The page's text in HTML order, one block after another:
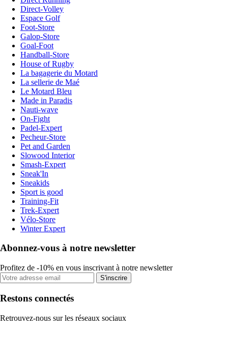
Direct-Volley
Espace Golf
Foot-Store
Galop-Store
Goal-Foot
Handball-Store
House of Rugby
La bagagerie du Motard
La sellerie de Maé
Le Motard Bleu
Made in Paradis
Nauti-wave
On-Fight
Padel-Expert
Pecheur-Store
Pet and Garden
Slowood Interior
Smash-Expert
Sneak'In
Sneakids
Sport is good
Training-Fit
Trek-Expert
Vélo-Store
Winter Expert
Abonnez-vous à notre newsletter
Profitez de -10% en vous inscrivant à notre newsletter
S'inscrire
Restons connectés
Retrouvez-nous sur les réseaux sociaux